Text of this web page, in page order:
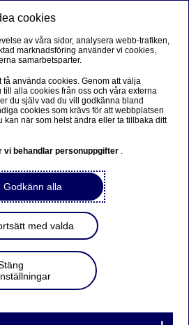
cookies
av våra sidor, analysera webb-trafiken,
marknadsföring använder vi cookies,
samarbetsparter.
få använda cookies. Genom att välja
till alla cookies från oss och våra externa
du själv vad du vill godkänna bland
cookies som krävs för att webbplatsen
kan när som helst ändra eller ta tillbaka ditt
vi behandlar personuppgifter .
Godkänn alla
med valda